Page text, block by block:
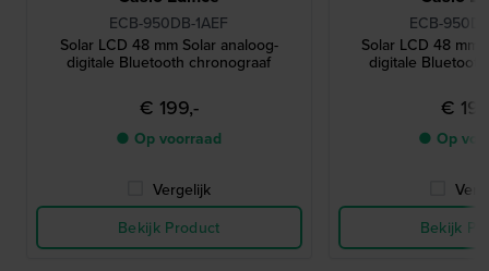
ECB-950DB-1AEF
Solar LCD 48 mm Solar analoog-
digitale Bluetooth chronograaf
€ 199,-
● Op voorraad
Vergelijk
Bekijk Product
ECB-
Solar LCD 48 mm
digitale
€
● Op
Bekijk